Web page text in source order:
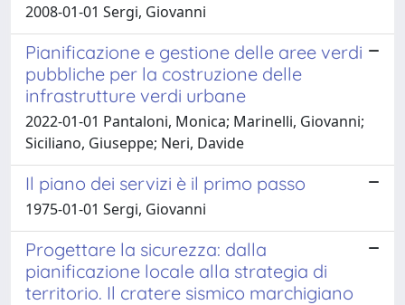
2008-01-01 Sergi, Giovanni
Pianificazione e gestione delle aree verdi
pubbliche per la costruzione delle
infrastrutture verdi urbane
2022-01-01 Pantaloni, Monica; Marinelli, Giovanni;
Siciliano, Giuseppe; Neri, Davide
Il piano dei servizi è il primo passo
1975-01-01 Sergi, Giovanni
Progettare la sicurezza: dalla
pianificazione locale alla strategia di
territorio. Il cratere sismico marchigiano